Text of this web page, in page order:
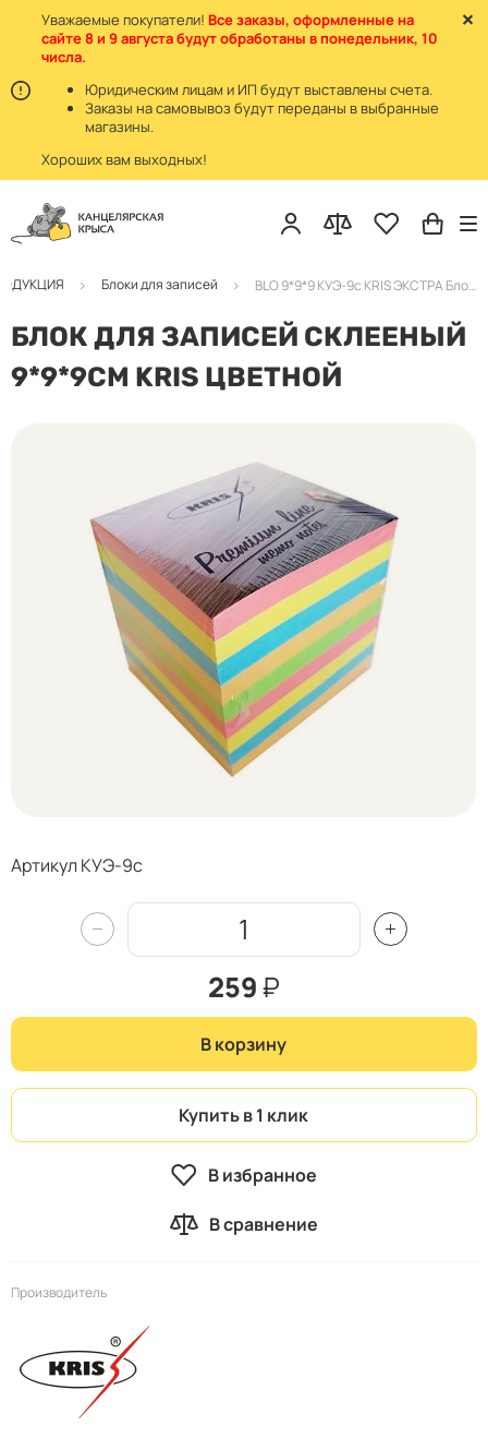
Уважаемые покупатели! Все заказы, оформленные на
сайте 8 и 9 августа будут обработаны в понедельник, 10
числа.
Юридическим лицам и ИП будут выставлены счета.
Заказы на самовывоз будут переданы в выбранные
магазины.
Хороших вам выходных!
Блоки для записей BLO 9*9*9 КУЭ-9с KRIS ЭКСТРА Блок для записей цветной, офсет, СКЛЕЕН. 2-6цв. (1/18)
БЛОК ДЛЯ ЗАПИСЕЙ СКЛЕЕНЫЙ
9*9*9СМ KRIS ЦВЕТНОЙ
Артикул КУЭ-9с
259₽
В корзину
Купить в 1 клик
В избранное
В сравнение
Производитель